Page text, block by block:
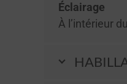
Éclairage
À l’intérieur